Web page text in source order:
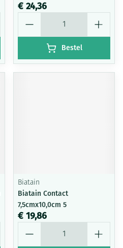
€ 24,36
Bestel
Biatain
Biatain Contact
7,5cmx10,0cm 5
€ 19,86